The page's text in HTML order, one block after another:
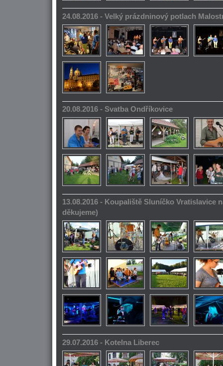
24.08.2016 - Velký prázdninový potlach
20.08.2016 - Svatba Ondříkovice
13.08.2016 - Koupaliště Sluníčko Vratislavice
děkujeme)
29.07.2016 - Kotelna Liberec